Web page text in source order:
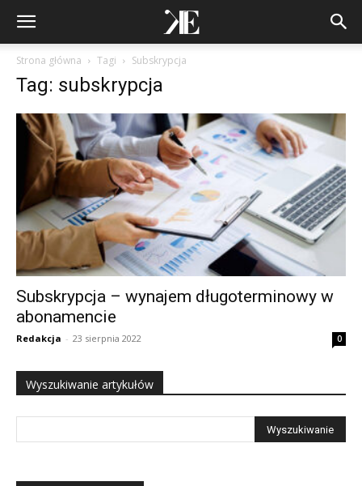
Strona główna Tagi Subskrypcja
Tag: subskrypcja
Subskrypcja – wynajem długoterminowy w
abonamencie
Redakcja - 23 sierpnia 2022 0
Wyszukiwanie artykułów